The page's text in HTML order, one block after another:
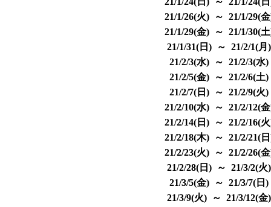
21/1/26(火) ～ 21/1/29(
21/1/29(金) ～ 21/1/30(
21/1/31(日) ～ 21/2/1(
21/2/3(水) ～ 21/2/3(
21/2/5(金) ～ 21/2/6(
21/2/7(日) ～ 21/2/9(
21/2/10(水) ～ 21/2/12(
21/2/14(日) ～ 21/2/16(
21/2/18(木) ～ 21/2/21(
21/2/23(火) ～ 21/2/26(
21/2/28(日) ～ 21/3/2(
21/3/5(金) ～ 21/3/7(
21/3/9(火) ～ 21/3/12(